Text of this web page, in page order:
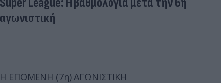
Super League: Η βαθμολογία μετά την 6η
αγωνιστική
Η ΕΠΟΜΕΝΗ (7η) ΑΓΩΝΙΣΤΙΚΗ